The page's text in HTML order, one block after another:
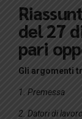
del 27
pari
Gli argomenti
1. Premessa
2. Datori di